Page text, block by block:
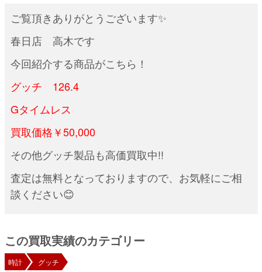
ご覧頂きありがとうございます✨
春日店 高木です
今回紹介する商品がこちら！
グッチ 126.4
Gタイムレス
買取価格￥50,000
その他グッチ製品も高価買取中!!
査定は無料となっておりますので、お気軽にご相
談ください😊
この買取実績のカテゴリー
時計 グッチ